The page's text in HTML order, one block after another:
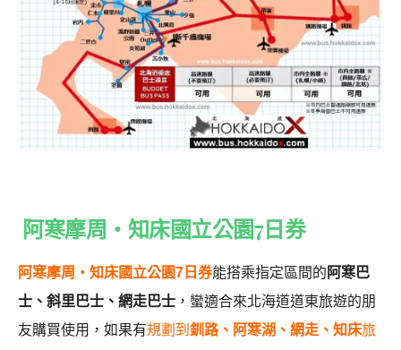
阿寒摩周・知床國立公園7日券
阿寒摩周・知床國立公園7日券能搭乘指定區間的 阿寒巴
士、斜里巴士、網走巴士 ，蠻適合來北海道道東旅遊的朋
友購買使用，如果有規劃到 釧路、阿寒湖、網走、知床旅